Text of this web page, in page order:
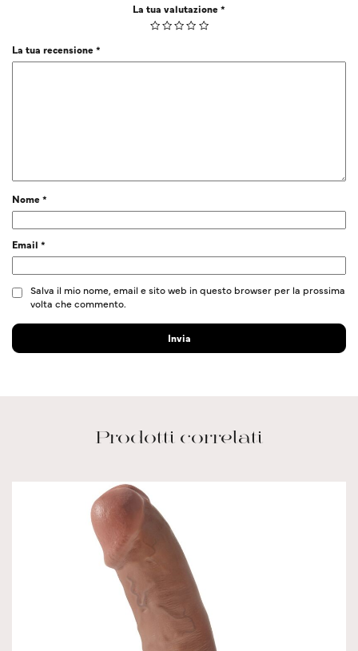
La tua valutazione*
La tua recensione*
Nome*
Email *
Salva il mio nome, email e sito web in questo browser per la prossima
volta che commento.
Prodotti correlati